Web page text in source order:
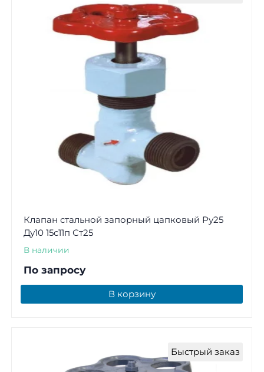
Клапан стальной запорный цапковый Ру25
Ду10 15с11п Ст25
В наличии
По запросу
В корзину
Быстрый заказ